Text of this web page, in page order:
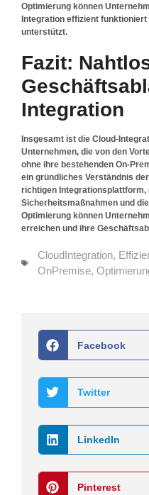
Optimierung können
Integration effizient
unterstützt.
Fazit:
Integration
Insgesamt ist die Cloud-
Unternehmen, die von den
ohne ihre bestehenden On-
ein gründliches Verständnis
richtigen Integrationsplattform,
Sicherheitsmaßnahmen und
Optimierung können
erreichen und ihre
CloudIntegration,
OnPremise,
Facebook
Twitter
LinkedIn
Pinterest